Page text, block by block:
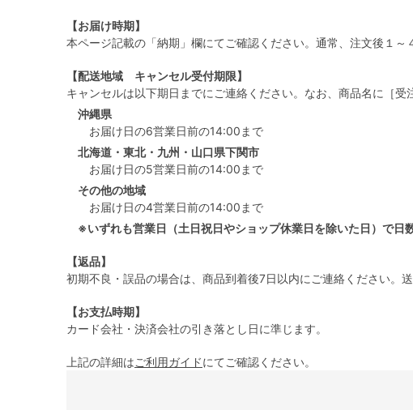
【お届け時期】
本ページ記載の「納期」欄にてご確認ください。通常、注文後１
【配送地域 キャンセル受付期限】
キャンセルは以下期日までにご連絡ください。なお、商品名に［受
沖縄県
お届け日の6営業日前の14:00まで
北海道・東北・九州・山口県下関市
お届け日の5営業日前の14:00まで
その他の地域
お届け日の4営業日前の14:00まで
※いずれも営業日（土日祝日やショップ休業日を除いた日）で日
【返品】
初期不良・誤品の場合は、商品到着後7日以内にご連絡ください。
【お支払時期】
カード会社・決済会社の引き落とし日に準じます。
上記の詳細はご利用ガイドにてご確認ください。